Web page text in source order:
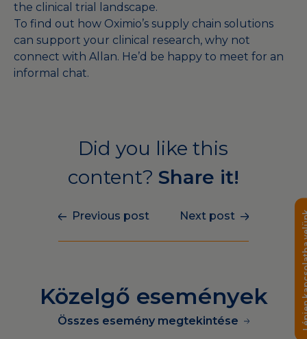
Lépjen
the clinical trial landscape.
To find out how Oximio’s supply chain solutions
can support your clinical research, why not
connect with Allan. He’d be happy to meet for an
informal chat.
Did you like this
content? Share it!
Previous post Next post
Közelgő események
Összes esemény megtekintése